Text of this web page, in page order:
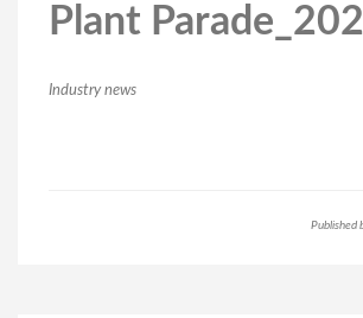
Plant
Industry news
Published